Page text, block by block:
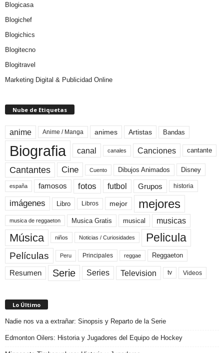
Blogicasa
Blogichef
Blogichics
Blogitecno
Blogitravel
Marketing Digital & Publicidad Online
Nube de Etiquetas
anime Anime / Manga animes Artistas Bandas
Biografia canal canales Canciones cantante
Cantantes Cine Cuento Dibujos Animados Disney
españa famosos fotos futbol Grupos historia
imágenes Libro Libros mejor mejores
musica de reggaeton Musica Gratis musical musicas
Música niños Noticias / Curiosidades Pelicula
Películas Peru Principales reggae Reggaeton
Resumen Serie Series Television tv Videos
Lo Último
Nadie nos va a extrañar: Sinopsis y Reparto de la Serie
Edmonton Oilers: Historia y Jugadores del Equipo de Hockey